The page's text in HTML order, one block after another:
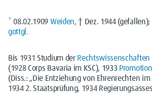
* 08.02.1909 Weiden, † Dez. 1944 (gefallen);
gottgl.
Bis 1931 Studium der Rechtswissenschaften
(1928 Corps Bavaria im KSC), 1933 Promotion
(Diss.: „Die Entziehung von Ehrenrechten
1934 2. Staatsprüfung, 1934